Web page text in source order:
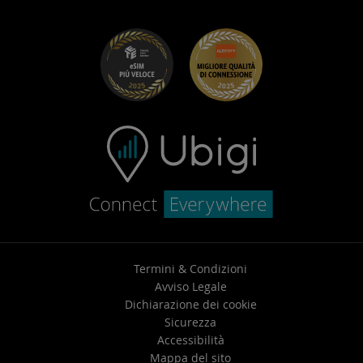
Risoluzione dei problemi
Centro assistenza
Contatta l’assistenza
Termini & Condizioni
Avviso Legale
Dichiarazione dei cookie
Sicurezza
Accessibilità
Mappa del sito